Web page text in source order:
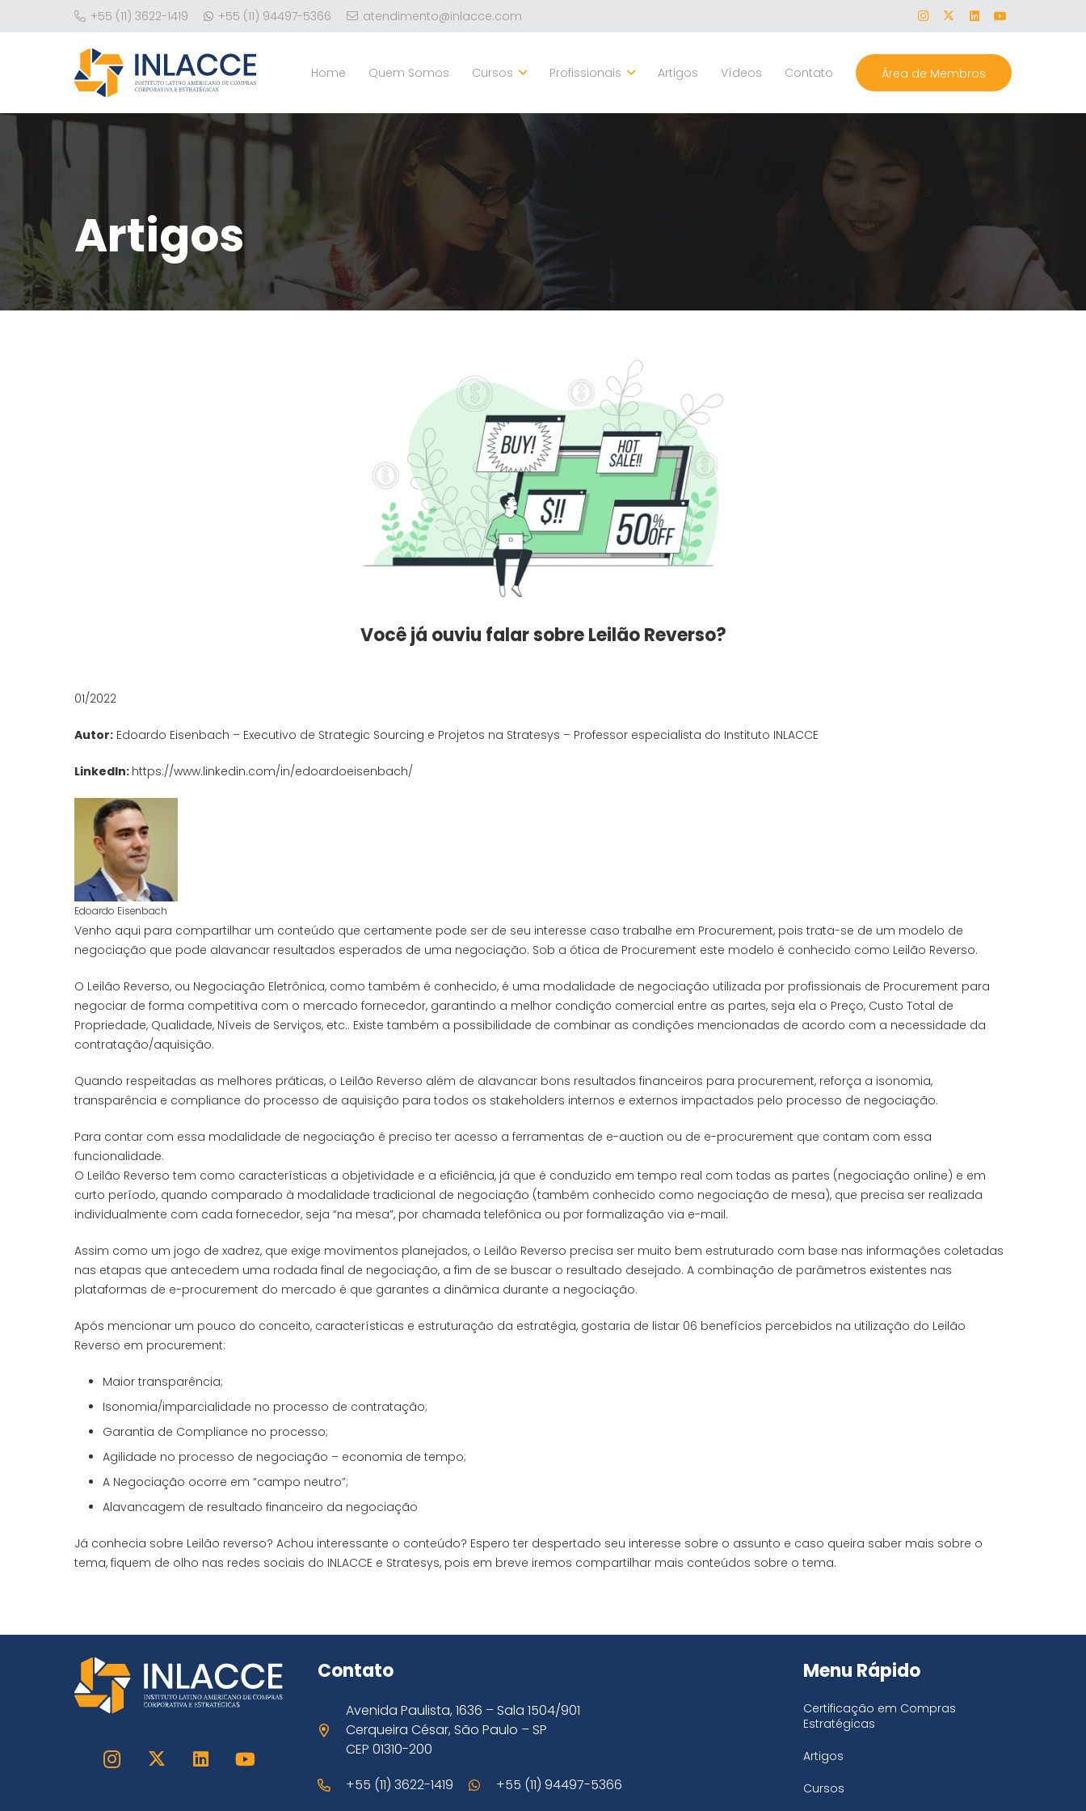
+55 (11) 3622-1419 +55 (11) 94497-5366 atendimento@inlacce.com
Home Quem Somos Cursos Profissionais Artigos Vídeos Contato Área de Membros
Artigos
Você já ouviu falar sobre Leilão Reverso?
01/2022
Autor: Edoardo Eisenbach – Executivo de Strategic Sourcing e Projetos na Stratesys – Professor especialista do Instituto INLACCE
LinkedIn: https://www.linkedin.com/in/edoardoeisenbach/
Edoardo Eisenbach
Venho aqui para compartilhar um conteúdo que certamente pode ser de seu interesse caso trabalhe em Procurement, pois trata-se de um modelo de
negociação que pode alavancar resultados esperados de uma negociação. Sob a ótica de Procurement este modelo é conhecido como Leilão Reverso.
O Leilão Reverso, ou Negociação Eletrônica, como também é conhecido, é uma modalidade de negociação utilizada por profissionais de Procurement para
negociar de forma competitiva com o mercado fornecedor, garantindo a melhor condição comercial entre as partes, seja ela o Preço, Custo Total de
Propriedade, Qualidade, Níveis de Serviços, etc.. Existe também a possibilidade de combinar as condições mencionadas de acordo com a necessidade da
contratação/aquisição.
Quando respeitadas as melhores práticas, o Leilão Reverso além de alavancar bons resultados financeiros para procurement, reforça a isonomia,
transparência e compliance do processo de aquisição para todos os stakeholders internos e externos impactados pelo processo de negociação.
Para contar com essa modalidade de negociação é preciso ter acesso a ferramentas de e-auction ou de e-procurement que contam com essa
funcionalidade.
O Leilão Reverso tem como características a objetividade e a eficiência, já que é conduzido em tempo real com todas as partes (negociação online) e em
curto período, quando comparado à modalidade tradicional de negociação (também conhecido como negociação de mesa), que precisa ser realizada
individualmente com cada fornecedor, seja “na mesa”, por chamada telefônica ou por formalização via e-mail.
Assim como um jogo de xadrez, que exige movimentos planejados, o Leilão Reverso precisa ser muito bem estruturado com base nas informações coletadas
nas etapas que antecedem uma rodada final de negociação, a fim de se buscar o resultado desejado. A combinação de parâmetros existentes nas
plataformas de e-procurement do mercado é que garantes a dinâmica durante a negociação.
Após mencionar um pouco do conceito, características e estruturação da estratégia, gostaria de listar 06 benefícios percebidos na utilização do Leilão
Reverso em procurement:
Maior transparência;
Isonomia/imparcialidade no processo de contratação;
Garantia de Compliance no processo;
Agilidade no processo de negociação – economia de tempo;
A Negociação ocorre em “campo neutro”;
Alavancagem de resultado financeiro da negociação
Já conhecia sobre Leilão reverso? Achou interessante o conteúdo? Espero ter despertado seu interesse sobre o assunto e caso queira saber mais sobre o
tema, fiquem de olho nas redes sociais do INLACCE e Stratesys, pois em breve iremos compartilhar mais conteúdos sobre o tema.
Contato
Avenida Paulista, 1636 – Sala 1504/901
Cerqueira César, São Paulo – SP
CEP 01310-200
+55 (11) 3622-1419
+55 (11) 94497-5366
Menu Rápido
Certificação em Compras
Estratégicas
Artigos
Cursos